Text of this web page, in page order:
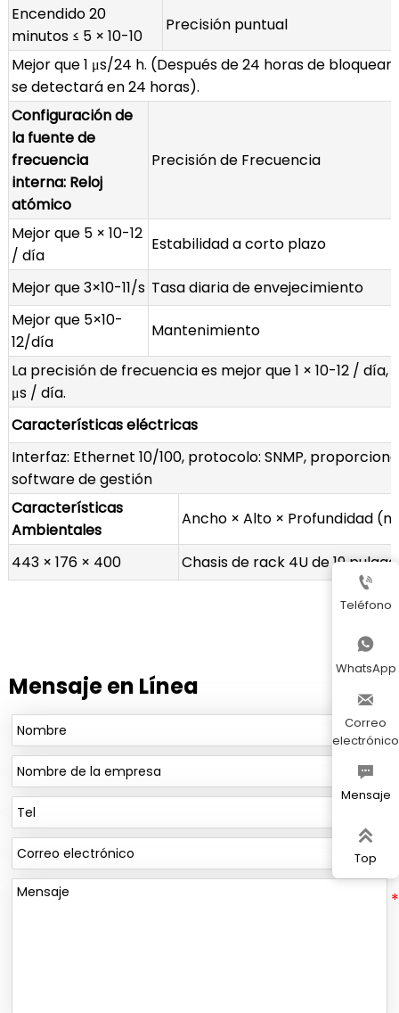
Encendido 20
minutos ≤ 5 × 10-10
Precisión puntual
Mejor que 1 μs/24 h. (Después de 24 horas de bloquear
se detectará en 24 horas).
Configuración de
la fuente de
frecuencia
interna: Reloj
atómico
Precisión de Frecuencia
Mejor que 5 × 10-12
/ día
Estabilidad a corto plazo
Mejor que 3×10-11/s Tasa diaria de envejecimiento
Mejor que 5×10-
12/día
Mantenimiento
La precisión de frecuencia es mejor que 1 × 10-12 / día,
μs / día.
Características eléctricas
Interfaz: Ethernet 10/100, protocolo: SNMP,
software de gestión
Características
Ambientales
Ancho × Alto × Profundidad
443 × 176 × 400 Chasis de rack 4U de 19
Mensaje en Línea

Teléfono

WhatsApp

Correo
electrónico

Mensaje

Top